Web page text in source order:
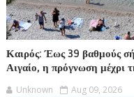
Καιρός: Έως 39 βαθμούς
Αιγαίο, η πρόγνωση μέχρι
Unknown Aug 09, 2026